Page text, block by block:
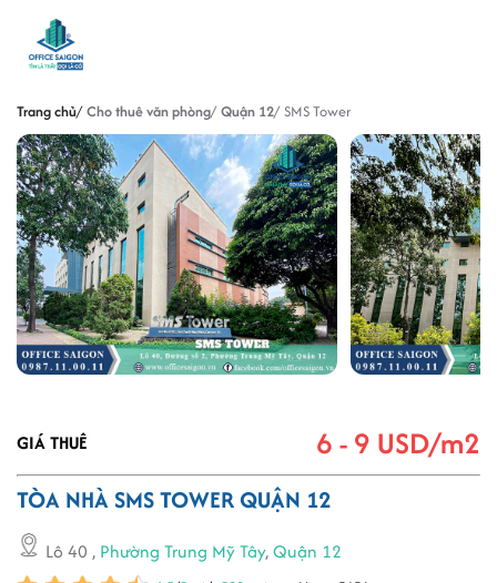
Trang chủ Cho thuê văn phòng Quận 12 SMS Tower
GIÁ THUÊ 6 - 9 USD/m2
TÒA NHÀ SMS TOWER QUẬN 12
Lô 40 , Phường Trung Mỹ Tây,Quận 12